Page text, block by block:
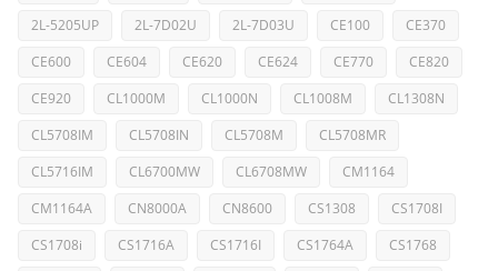
2L-5205UP
2L-7D02U 2L-7D03U CE100
CE370
CE600
CE604 CE620 CE624 CE770
CE820
CE920
CL1000M CL1000N CL1008M
CL1308N
CL5708IM
CL5708IN CL5708M
CL5708MR
CL5716IM
CL6700MW CL6708MW
CM1164
CM1164A
CN8000A CN8600 CS1308
CS1708I
CS1708i
CS1716A CS1716I CS1764A
CS1768